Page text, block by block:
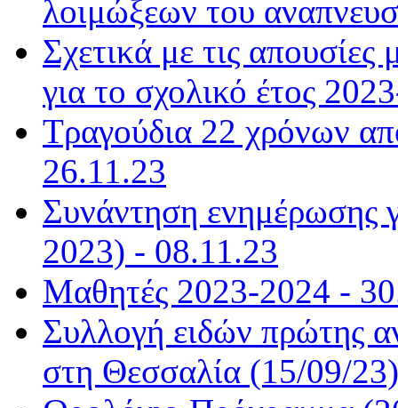
λοιμώξεων του
Σχετικά με τις
για το σχολικό έτος
Τραγούδια 22 χρόνων
26.11.23
Συνάντηση ενημέρωσης
2023) - 08.11.23
Μαθητές 2023-2024 -
Συλλογή ειδών πρώτης
στη Θεσσαλία (15/09/